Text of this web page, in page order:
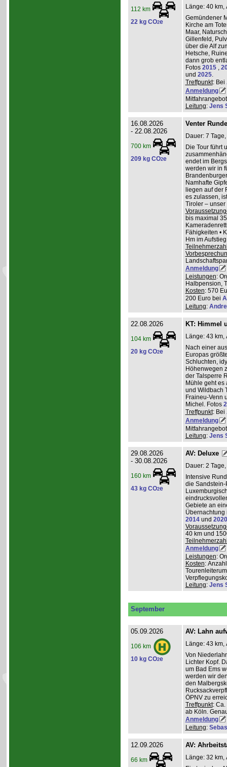
112 km
22 kg CO2e
Länge: 40 km,
Gemündener
Kirche am
Maar,
Gillenfeld,
über die Alf
Hetsche,
dann grob
Fotos 2015 ,
und 2025.
Treffpunkt: Bei
Anmeldung
Leitung: Jens
16.08.2026
- 22.08.2026
700 km
209 kg CO2e
Venter
Dauer: 7
Die Tour führt
endet im
werden wir in
Namhafte
liegen auf der
es zulassen,
Tiroler – unser
bis maximal
Fähigkeiten •
Hm im
Anmeldung
Leistungen:
Halbpension,
Kosten: 570
200 Euro bei
Leitung:
22.08.2026
104 km
20 kg CO2e
KT: Himmel
Länge: 43 km,
Nach einer
Europas
Schluchten,
Höhenwegen
der Talsperre
Mühle geht es
und Wildbach
Fraineu-Venn
Michel. Fotos
Treffpunkt: Bei
Anmeldung
Leitung: Jens
29.08.2026
- 30.08.2026
160 km
43 kg CO2e
AV: Deluxe
Dauer: 2
Intensive
die
Gebiete an
Übernachtung
2014und 2020
40 km und
Anmeldung
Leistungen:
Kosten:
Leitung: Jens
September
05.09.2026
106 km
10 kg CO2e
AV: Lahn
Länge: 43 km,
Von
Lichter Kopf.
um Bad Ems
werden wir
den
ÖPNV zu
Treffpunkt: Ca.
ab Köln.
Anmeldung
Leitung:
12.09.2026
66 km
AV:
Länge: 32 km,